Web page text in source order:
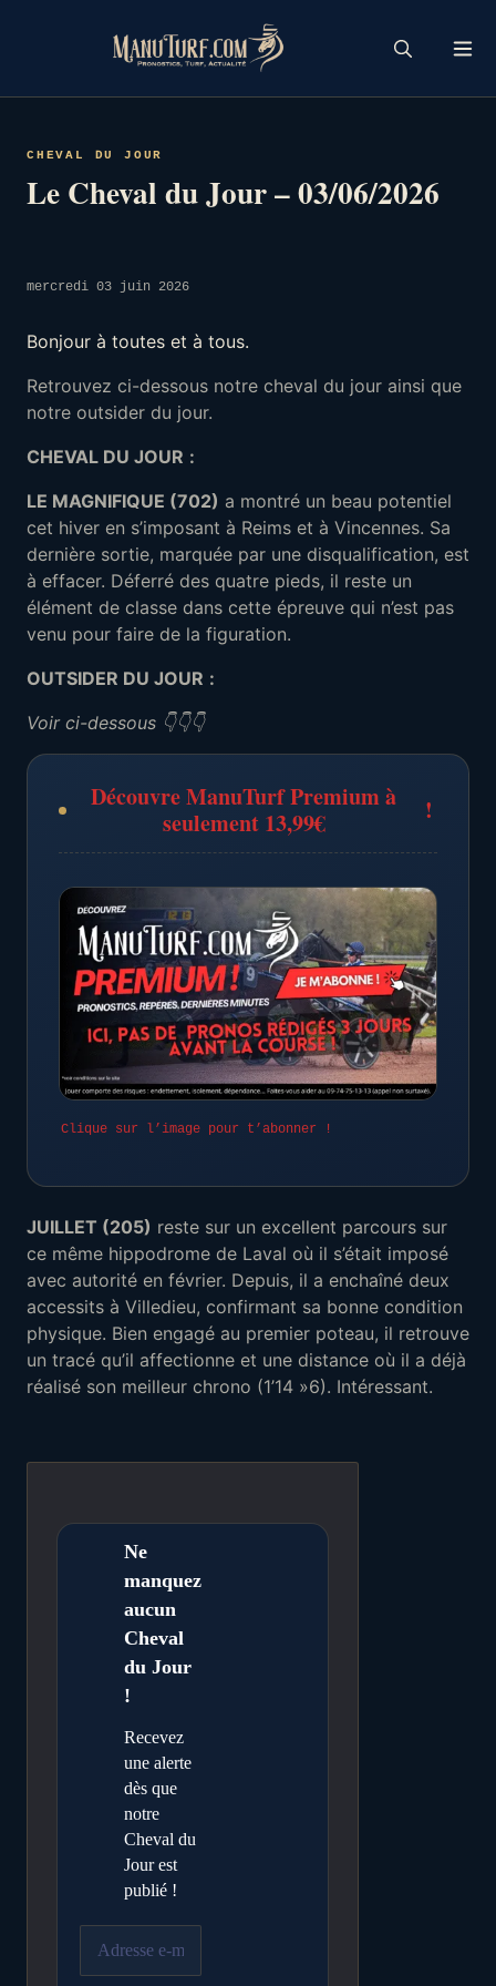
CHEVAL DU JOUR
Le Cheval du Jour – 03/06/2026
mercredi 03 juin 2026
Bonjour à toutes et à tous.
Retrouvez ci-dessous notre cheval du jour ainsi que
notre outsider du jour.
CHEVAL DU JOUR :
LE MAGNIFIQUE (702) a montré un beau potentiel
cet hiver en s’imposant à Reims et à Vincennes. Sa
dernière sortie, marquée par une disqualification, est
à effacer. Déferré des quatre pieds, il reste un
élément de classe dans cette épreuve qui n’est pas
venu pour faire de la figuration.
OUTSIDER DU JOUR :
Voir ci-dessous 👇👇👇
Découvre ManuTurf Premium à
seulement 13,99€
!
Clique sur l’image pour t’abonner !
JUILLET (205) reste sur un excellent parcours sur
ce même hippodrome de Laval où il s’était imposé
avec autorité en février. Depuis, il a enchaîné deux
accessits à Villedieu, confirmant sa bonne condition
physique. Bien engagé au premier poteau, il retrouve
un tracé qu’il affectionne et une distance où il a déjà
réalisé son meilleur chrono (1’14 »6). Intéressant.
Ne
manquez
aucun
Cheval
du Jour
!
Recevez
une alerte
dès que
notre
Cheval du
Jour est
publié !